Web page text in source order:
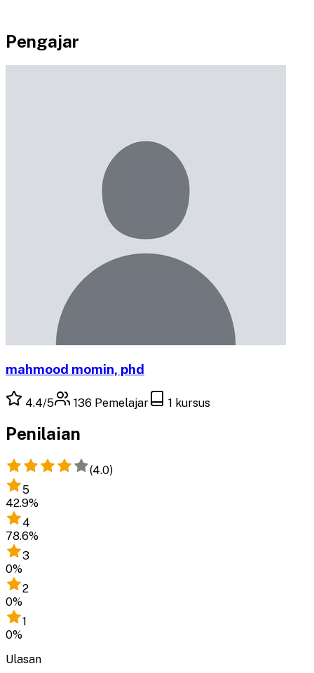
Pengajar
mahmood momin, phd
4.4/5 136 Pemelajar 1 kursus
Penilaian
(4.0)
5
42.9%
4
78.6%
3
0%
2
0%
1
0%
Ulasan